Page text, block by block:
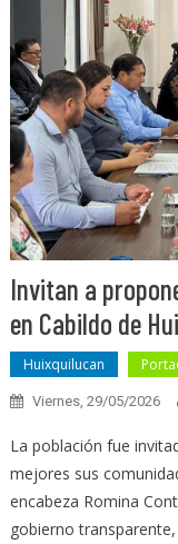
Invitan a
en Cabildo de
Huixquilucan
Viernes, 29/05/2026
La población fue
mejores sus
encabeza Romina
gobierno